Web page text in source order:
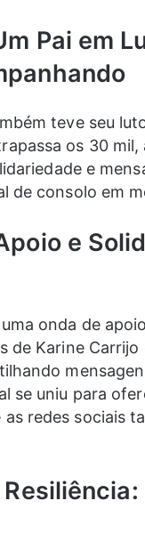
Pai em
teve seu
os 30
e
de consolo em
e
onda de
de Karine
se uniu para
redes sociais